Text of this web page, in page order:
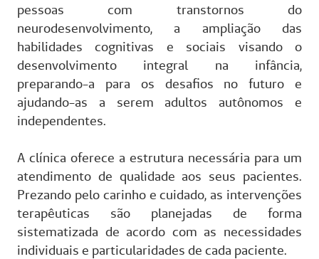
pessoas com transtornos do
neurodesenvolvimento, a ampliação das
habilidades cognitivas e sociais visando o
desenvolvimento integral na infância,
preparando-a para os desafios no futuro e
ajudando-as a serem adultos autônomos e
independentes.
A clínica oferece a estrutura necessária para um
atendimento de qualidade aos seus pacientes.
Prezando pelo carinho e cuidado, as intervenções
terapêuticas são planejadas de forma
sistematizada de acordo com as necessidades
individuais e particularidades de cada paciente.